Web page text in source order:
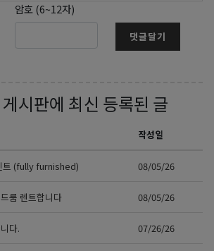
암호 (6~12자)
댓글달기
게시판에 최신 등록된 글
작성일
(fully furnished) 08/05/26
룸 렌트합니다 08/05/26
다. 07/26/26